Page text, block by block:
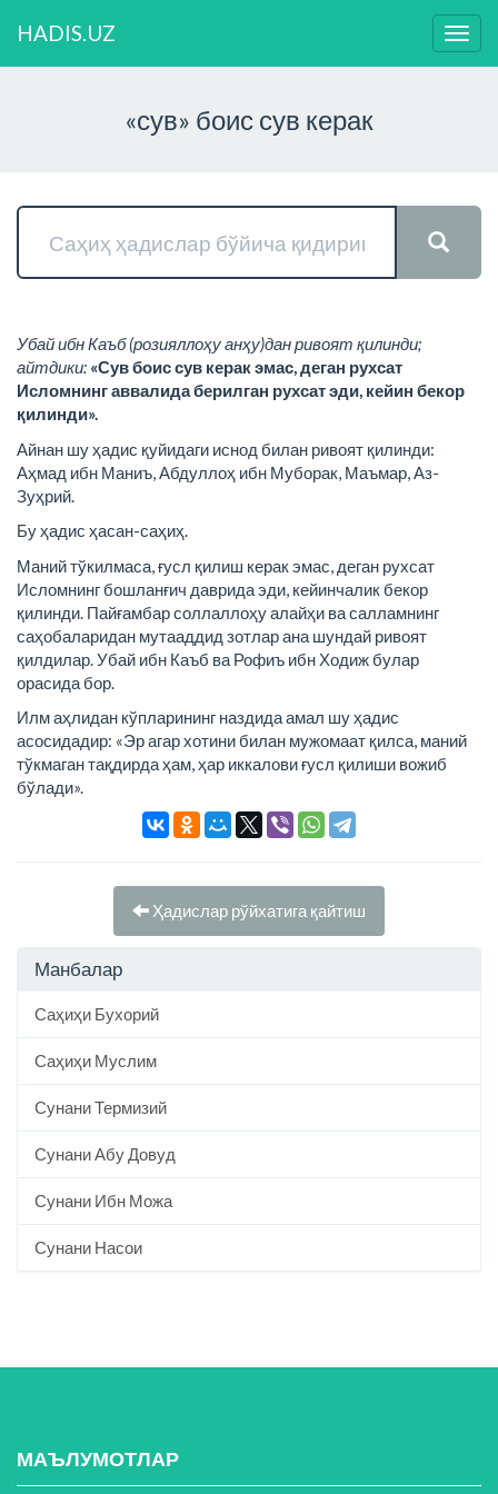
HADIS.UZ
«сув» боис сув керак
Убай ибн Каъб (розияллоҳу анҳу)дан ривоят қилинди;
айтдики: «Сув боис сув керак эмас, деган рухсат
Исломнинг аввалида берилган рухсат эди, кейин бекор
қилинди».
Айнан шу ҳадис қуйидаги иснод билан ривоят қилинди:
Аҳмад ибн Маниъ, Абдуллоҳ ибн Муборак, Маъмар, Аз-
Зуҳрий.
Бу ҳадис ҳасан-саҳиҳ.
Маний тўкилмаса, ғусл қилиш керак эмас, деган рухсат
Исломнинг бошланғич даврида эди, кейинчалик бекор
қилинди. Пайғамбар соллаллоҳу алайҳи ва салламнинг
саҳобаларидан мутааддид зотлар ана шундай ривоят
қилдилар. Убай ибн Каъб ва Рофиъ ибн Ходиж булар
орасида бор.
Илм аҳлидан кўпларининг наздида амал шу ҳадис
асосидадир: «Эр агар хотини билан мужомаат қилса, маний
тўкмаган тақдирда ҳам, ҳар иккалови ғусл қилиши вожиб
бўлади».
Ҳадислар рўйхатига қайтиш
Манбалар
Саҳиҳи Бухорий
Саҳиҳи Муслим
Сунани Термизий
Сунани Абу Довуд
Сунани Ибн Можа
Сунани Насои
МАЪЛУМОТЛАР